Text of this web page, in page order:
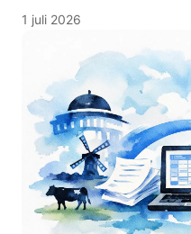
1 juli 2026